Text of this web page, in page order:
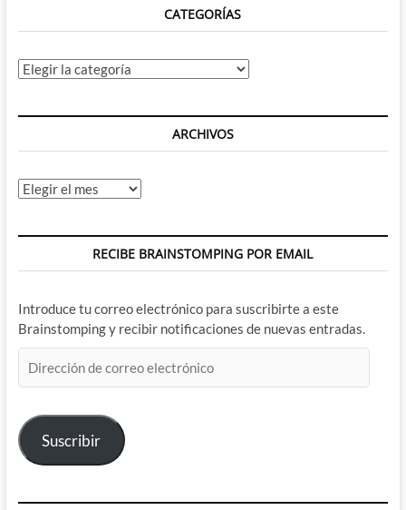
CATEGORÍAS
Categorías
ARCHIVOS
Archivos
RECIBE BRAINSTOMPING POR EMAIL
Introduce tu correo electrónico para suscribirte a este
Brainstomping y recibir notificaciones de nuevas entradas.
de
electrónico
Suscribir